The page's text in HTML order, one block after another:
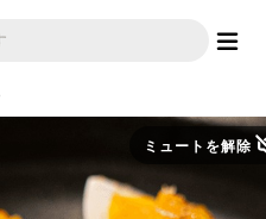
ミュートを解除